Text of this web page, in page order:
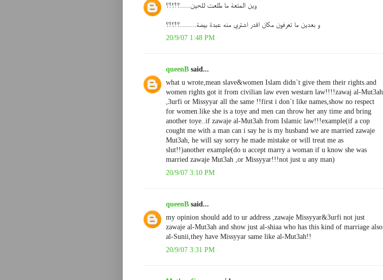
وين المتعة ما طلعت للحين.....؟!؟!؟
و بعدين ما تعرفون مكان اقدر اشتري منه عبدة بيضة........؟!؟!؟
20/9/07 1:48 PM
queenB said...
what u wrote,mean slave&women Islam didn`t give them their rights.and
women rights got it from civilian law even westarn law!!!!zawaj al-Mut3ah
,3urfi or Missyyar all the same !!first i don`t like names,show no respect
for women.like she is a toye and men can throw her any time and bring
another toye..if zawaje al-Mut3ah from Islamic law!!!example(if a cop
cought me with a man can i say he is my husband we are married zawaje
Mut3ah, he will say sorry he made mistake or will treat me as
slut!!)another example(do u accept marry a woman if u know she was
married zawaje Mut3ah ,or Missyyar!!!not just u any man)
20/9/07 3:10 PM
queenB said...
my opinion should add to ur address ,zawaje Missyyar&3urfi not just
zawaje al-Mut3ah and show just al-shiaa who has this kind of marriage also
al-Sunii,they have Missyyar same like al-Mut3ah!!
20/9/07 3:31 PM